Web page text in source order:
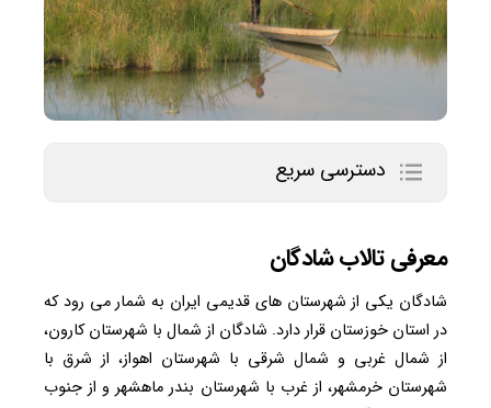
دسترسی سریع
معرفی تالاب شادگان
شادگان یکی از شهرستان های قدیمی ایران به شمار می رود که
در استان خوزستان قرار دارد. شادگان از شمال با شهرستان کارون،
از شمال غربی و شمال شرقی با شهرستان اهواز، از شرق با
شهرستان خرمشهر، از غرب با شهرستان بندر ماهشهر و از جنوب